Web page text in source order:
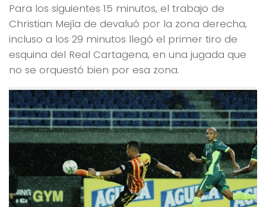
Para los siguientes 15 minutos, el trabajo de
Christian Mejía de devaluó por la zona derecha,
incluso a los 29 minutos llegó el primer tiro de
esquina del Real Cartagena, en una jugada que
no se orquestó bien por esa zona.